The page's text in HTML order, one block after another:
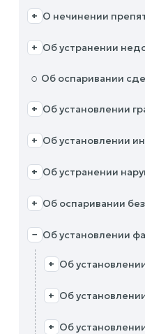
+ О нечинении
+ Об устранении
○ Об оспаривании
+ Об установлении
+ Об установлении
+ Об устранении
+ Об оспаривании
− Об установлении
+ Об
+ Об
+ Об